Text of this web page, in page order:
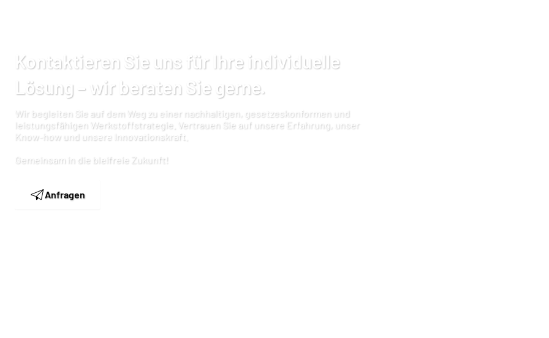
Kontaktieren Sie uns für Ihre individuelle
Lösung – wir beraten Sie gerne.
Wir begleiten Sie auf dem Weg zu einer nachhaltigen, gesetzeskonformen und
leistungsfähigen Werkstoffstrategie. Vertrauen Sie auf unsere Erfahrung, unser
Know-how und unsere Innovationskraft.
Gemeinsam in die bleifreie Zukunft!
Anfragen